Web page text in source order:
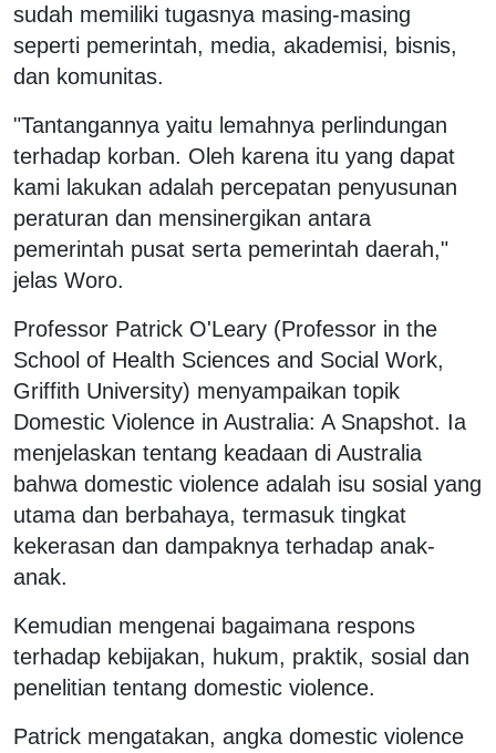
sudah memiliki tugasnya masing-masing
seperti pemerintah, media, akademisi, bisnis,
dan komunitas.
"Tantangannya yaitu lemahnya perlindungan
terhadap korban. Oleh karena itu yang dapat
kami lakukan adalah percepatan penyusunan
peraturan dan mensinergikan antara
pemerintah pusat serta pemerintah daerah,"
jelas Woro.
Professor Patrick O'Leary (Professor in the
School of Health Sciences and Social Work,
Griffith University) menyampaikan topik
Domestic Violence in Australia: A Snapshot. Ia
menjelaskan tentang keadaan di Australia
bahwa domestic violence adalah isu sosial yang
utama dan berbahaya, termasuk tingkat
kekerasan dan dampaknya terhadap anak-
anak.
Kemudian mengenai bagaimana respons
terhadap kebijakan, hukum, praktik, sosial dan
penelitian tentang domestic violence.
Patrick mengatakan, angka domestic violence